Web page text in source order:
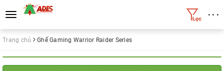
Toggle
navigation
• • •
Trang chủ Ghế Gaming Warrior Raider Series